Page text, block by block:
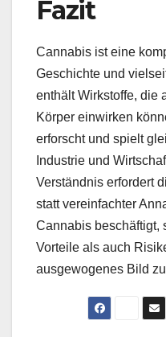
Fazit
Cannabis ist eine
Geschichte und
enthält Wirkstoffe, die
Körper einwirken
erforscht und spielt
Industrie und
Verständnis erfordert
statt vereinfachter
Cannabis beschäftigt,
Vorteile als auch
ausgewogenes Bild